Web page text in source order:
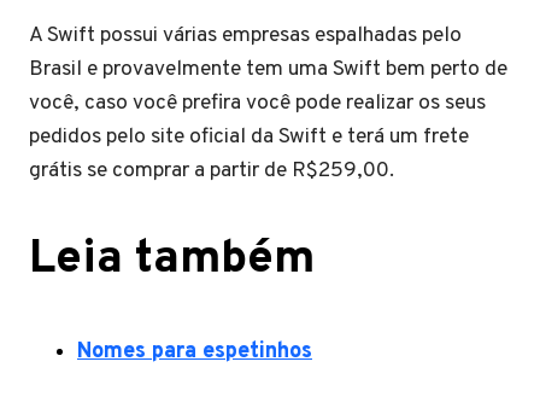
A Swift possui várias empresas espalhadas pelo
Brasil e provavelmente tem uma Swift bem perto de
você, caso você prefira você pode realizar os seus
pedidos pelo site oficial da Swift e terá um frete
grátis se comprar a partir de R$259,00.
Leia também
Nomes para espetinhos